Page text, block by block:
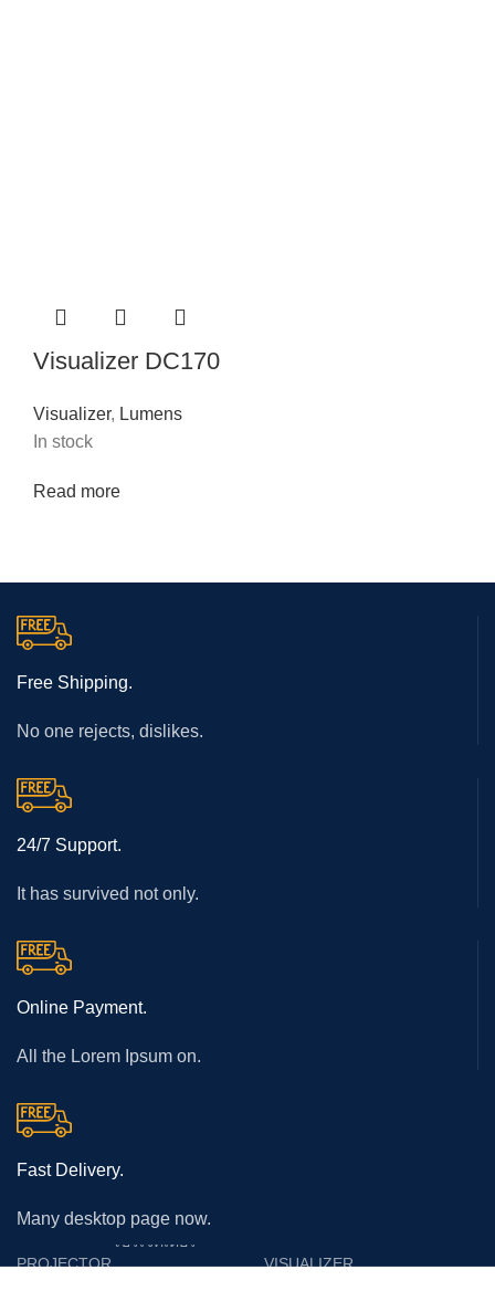
Visualizer DC170
Visualizer, Lumens
In stock
Read more
Free Shipping.
No one rejects, dislikes.
24/7 Support.
It has survived not only.
Online Payment.
All the Lorem Ipsum on.
Fast Delivery.
Many desktop page now.
PROJECTOR
โปรเจคเตอร์
VISUALIZER